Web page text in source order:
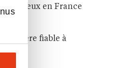
le mieux en France
repère fiable à